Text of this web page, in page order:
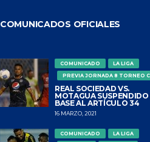
COMUNICADOS OFICIALES
COMUNICADO
LA LIGA
PREVIA JORNADA 8 TORNEO
REAL SOCIEDAD VS.
MOTAGUA SUSPENDIDO
BASE AL ARTÍCULO 34
16 MARZO, 2021
COMUNICADO
LA LIGA